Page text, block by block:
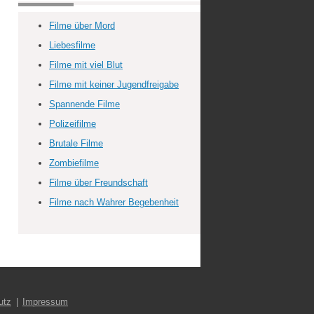
Filme über Mord
Liebesfilme
Filme mit viel Blut
Filme mit keiner Jugendfreigabe
Spannende Filme
Polizeifilme
Brutale Filme
Zombiefilme
Filme über Freundschaft
Filme nach Wahrer Begebenheit
Impressum